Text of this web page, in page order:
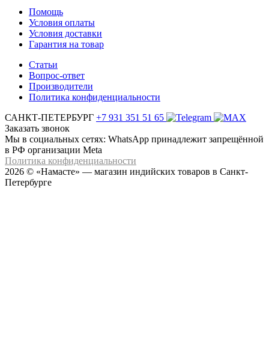
Помощь
Условия оплаты
Условия доставки
Гарантия на товар
Статьи
Вопрос-ответ
Производители
Политика конфиденциальности
САНКТ-ПЕТЕРБУРГ +7 931 351 51 65
Заказать звонок
Мы в социальных сетях: WhatsApp принадлежит запрещённой
в РФ организации Meta
Политика конфиденциальности
2026 © «Намасте» — магазин индийских товаров в Санкт-
Петербурге